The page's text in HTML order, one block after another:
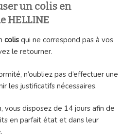
un colis en
HELLINE
colis qui ne correspond pas à vos
le retourner.
n’oubliez pas d’effectuer une
les justificatifs nécessaires.
vous disposez de 14 jours afin de
en parfait état et dans leur